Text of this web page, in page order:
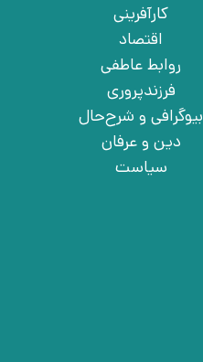
کارآفرینی
اقتصاد
روابط عاطفی
فرزندپروری
بیوگرافی و شرح‌حال
دین و عرفان
سیاست